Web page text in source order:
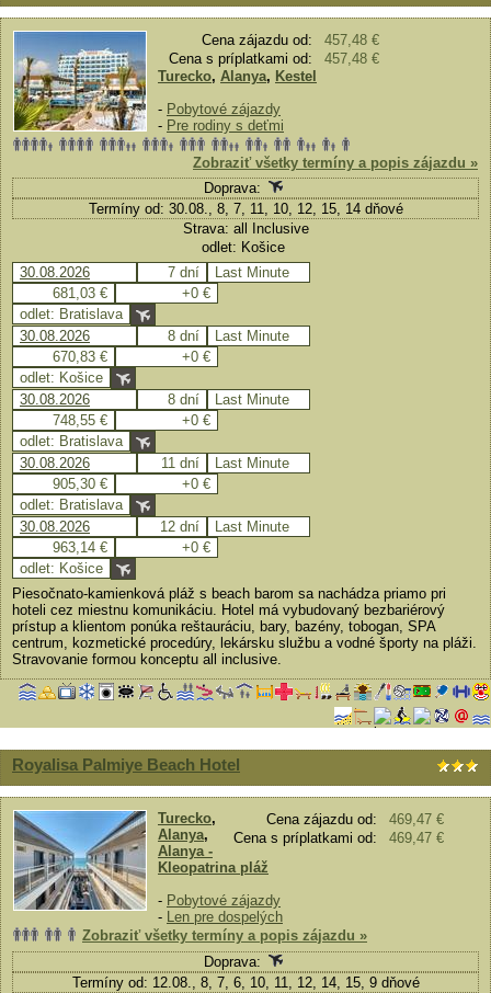
Cena zájazdu od:
457,48 €
Cena s príplatkami od:
457,48 €
Turecko, Alanya, Kestel
- Pobytové zájazdy
- Pre rodiny s deťmi
Zobraziť všetky termíny a popis zájazdu »
Doprava:
Termíny od: 30.08., 8, 7, 11, 10, 12, 15, 14 dňové
Strava: all Inclusive
odlet: Košice
30.08.2026
7 dní
Last Minute
681,03 €
+0 €
odlet: Bratislava
30.08.2026
8 dní
Last Minute
670,83 €
+0 €
odlet: Košice
30.08.2026
8 dní
Last Minute
748,55 €
+0 €
odlet: Bratislava
30.08.2026
11 dní
Last Minute
905,30 €
+0 €
odlet: Bratislava
30.08.2026
12 dní
Last Minute
963,14 €
+0 €
odlet: Košice
Piesočnato-kamienková pláž s beach barom sa nachádza priamo pri
hoteli cez miestnu komunikáciu. Hotel má vybudovaný bezbariérový
prístup a klientom ponúka reštauráciu, bary, bazény, tobogan, SPA
centrum, kozmetické procedúry, lekársku službu a vodné športy na pláži.
Stravovanie formou konceptu all inclusive.
Royalisa Palmiye Beach Hotel
Cena zájazdu od:
469,47 €
Cena s príplatkami od:
469,47 €
Turecko,
Alanya,
Alanya -
Kleopatrina pláž
- Pobytové zájazdy
- Len pre dospelých
Zobraziť všetky termíny a popis zájazdu »
Doprava:
Termíny od: 12.08., 8, 7, 6, 10, 11, 12, 14, 15, 9 dňové